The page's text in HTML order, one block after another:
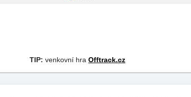
TIP: venkovní hra Offtrack.cz